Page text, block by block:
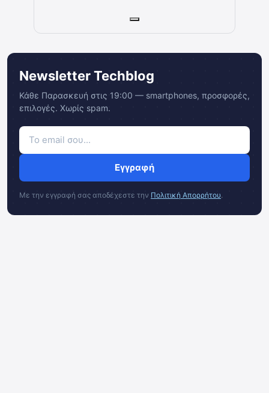
Newsletter Techblog
Κάθε Παρασκευή στις 19:00 — smartphones, προσφορές,
επιλογές. Χωρίς spam.
Εγγραφή
Με την εγγραφή σας αποδέχεστε την Πολιτική Απορρήτου.